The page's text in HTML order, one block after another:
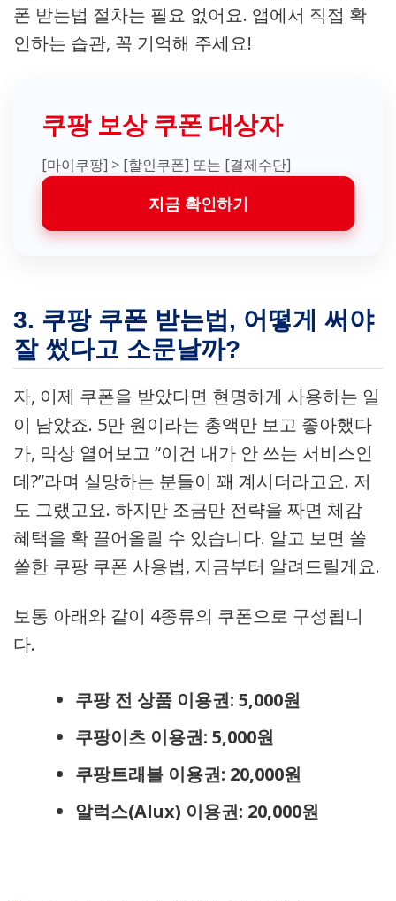
폰 받는법 절차는 필요 없어요. 앱에서 직접 확
인하는 습관, 꼭 기억해 주세요!
쿠팡 보상 쿠폰 대상자
[마이쿠팡] > [할인쿠폰] 또는 [결제수단]
지금 확인하기
3. 쿠팡 쿠폰 받는법, 어떻게 써야
잘 썼다고 소문날까?
자, 이제 쿠폰을 받았다면 현명하게 사용하는 일
이 남았죠. 5만 원이라는 총액만 보고 좋아했다
가, 막상 열어보고 “이건 내가 안 쓰는 서비스인
데?”라며 실망하는 분들이 꽤 계시더라고요. 저
도 그랬고요. 하지만 조금만 전략을 짜면 체감
혜택을 확 끌어올릴 수 있습니다. 알고 보면 쏠
쏠한 쿠팡 쿠폰 사용법, 지금부터 알려드릴게요.
보통 아래와 같이 4종류의 쿠폰으로 구성됩니
다.
쿠팡 전 상품 이용권: 5,000원
쿠팡이츠 이용권: 5,000원
쿠팡트래블 이용권: 20,000원
알럭스(Alux) 이용권: 20,000원